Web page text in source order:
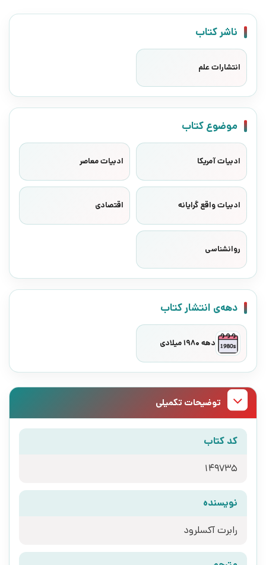
ناشر کتاب
انتشارات علم
موضوع کتاب
ادبیات آمریکا ادبیات معاصر
ادبیات واقع گرایانه اقتصادی
روانشناسی
دهه‌ی انتشار کتاب
دهه 1980 میلادی
توضیحات تکمیلی
کد کتاب
149735
نویسنده
رابرت آکسلرود